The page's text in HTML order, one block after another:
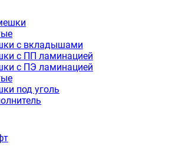
асинхронные трёхфазные с тормозом
асинхронные трёхфазные
электродвигатели INNORED
INNORED
независимая вентиляция INNOVARI
цилиндрические редукторы INNORED
редукторы INNORED в
редукторы INNORED
редукторы INNORED MC
с вкладышами
с ПП ламинацией
с ПЭ ламинацией
под уголь